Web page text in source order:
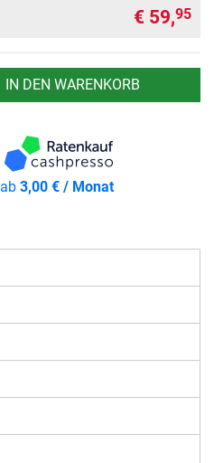
€ 59,95
IN DEN WARENKORB
ab3,00 € / Monat